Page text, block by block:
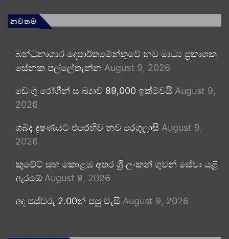
නවතම
බන්ධනාගාර දෙපාර්තමේන්තුවේ නව මාධ්‍ය ප්‍රකාශක
සේනක පල්ලේතැන්න August 9, 2026
ඩෙංගු රෝගීන් සංඛ්‍යාව 89,000 ඉක්මවයි August 9,
2026
ශබ්ද දූෂණයට එරෙහිව නව රෙගුලාසි August 9,
2026
කුවේට් සහ කොළඹ අතර ශ්‍රී ලංකන් ගුවන් සේවා යළි
ඇරඹේ August 9, 2026
අද පස්වරු 2.00න් පසු වැසි August 9, 2026